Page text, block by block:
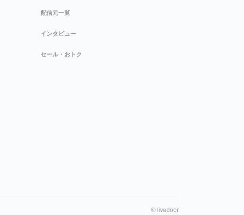
配信元一覧
インタビュー
セール・おトク
© livedoor